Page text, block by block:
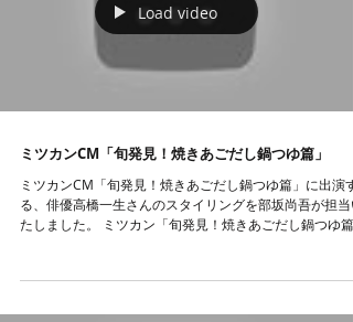
Load video
ミツカンCM「旬発見！焼きあごだし鍋つゆ篇」
ミツカンCM「旬発見！焼きあごだし鍋つゆ篇」に出演す
る、俳優高橋一生さんのスタイリングを部坂尚吾が担当
たしました。 ミツカン「旬発見！焼きあごだし鍋つゆ篇